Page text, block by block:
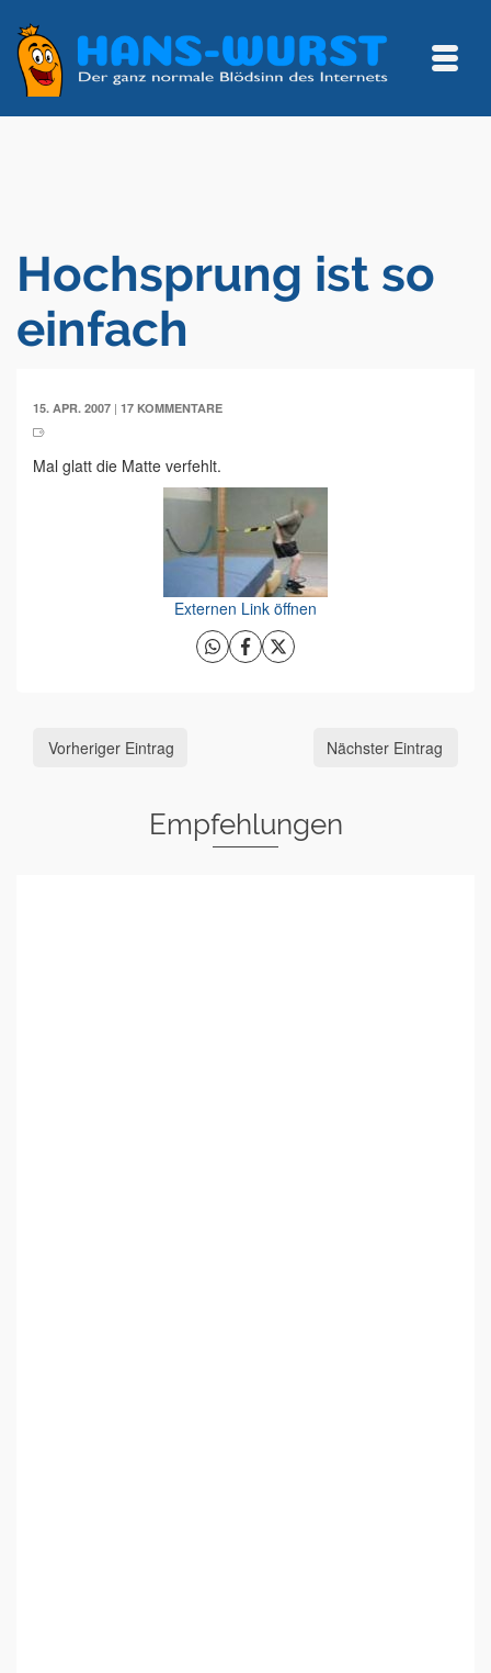
Hochsprung ist so
einfach
15. APR. 2007 | 17 KOMMENTARE
Mal glatt die Matte verfehlt.
Externen Link öffnen
Vorheriger Eintrag Nächster Eintrag
Empfehlungen